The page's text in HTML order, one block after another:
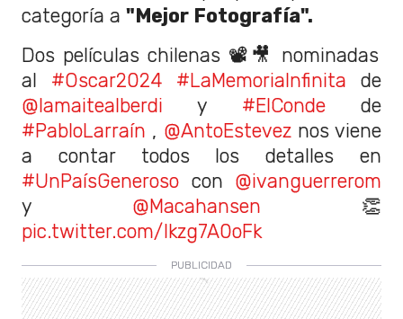
categoría a "Mejor Fotografía".
Dos películas chilenas 📽️🎥 nominadas
al #Oscar2024 #LaMemoriaInfinita de
@lamaitealberdi y #ElCondede
#PabloLarraín , @AntoEsteveznos viene
a contar todos los detalles en
#UnPaísGeneroso con @ivanguerrerom
y @Macahansen 👏
pic.twitter.com/Ikzg7A0oFk